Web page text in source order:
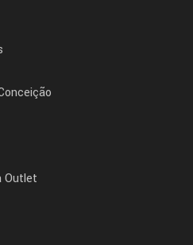
Outlet